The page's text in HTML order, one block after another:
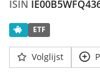
ISIN
ETF
Volglijst